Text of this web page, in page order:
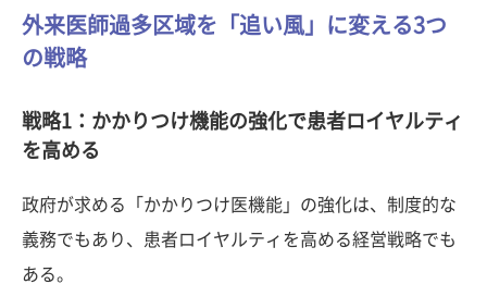
外来医師過多区域を「追い風」に変える3つ
の戦略
戦略1：かかりつけ機能の強化で患者ロイヤルティ
を高める
政府が求める「かかりつけ医機能」の強化は、制度的な
義務でもあり、患者ロイヤルティを高める経営戦略でも
ある。